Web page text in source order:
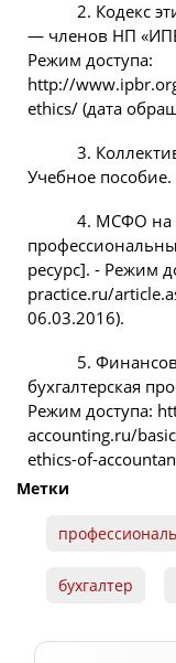
2. Кодекс
— членов НП
Режим доступа:
http://
ethics/ (дата
3.
Учебное
4. МСФО на
ресурс]. - Режим
practice.ru/
06.03.2016).
5.
бухгалтерская
Режим доступа:
accounting.ru/
ethics-of-
Метки
бухгалтер